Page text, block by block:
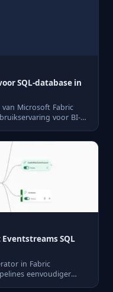
SQL-database in
Microsoft Fabric
voor BI-
SQL
in Fabric
eenvoudiger